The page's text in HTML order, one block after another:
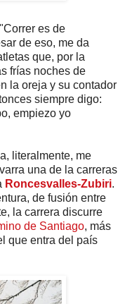
es de
de eso, me da
que, por la
frías noches de
la oreja y su contador
siempre digo:
empiezo yo
literalmente, me
una de la carreras
Roncesvalles-Zubiri.
de fusión entre
la carrera discurre
de Santiago, más
que entra del país